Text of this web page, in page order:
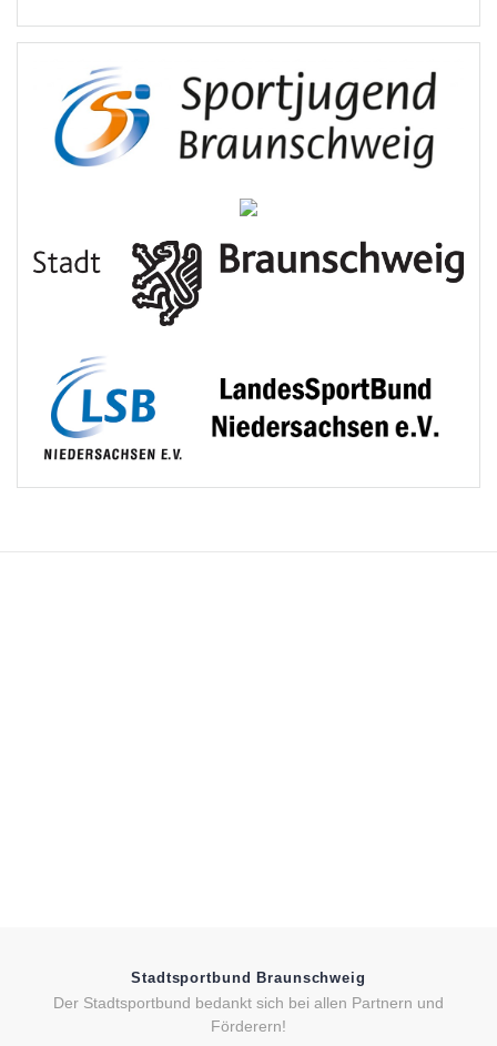
Stadtsportbund Braunschweig
Der Stadtsportbund bedankt sich bei allen Partnern und
Förderern!